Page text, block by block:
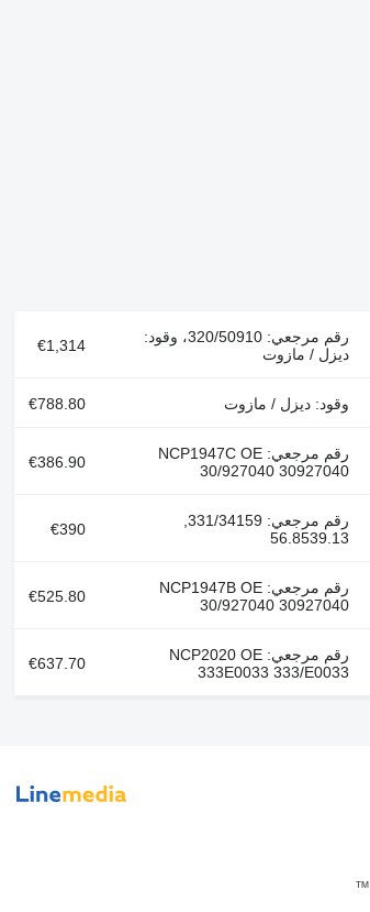
رقم مرجعي: 320/50910، وقود:
ديزل / مازوت
€1,314
وقود: ديزل / مازوت €788.80
رقم مرجعي: NCP1947C OE
30/927040 30927040
€386.90
رقم مرجعي: 331/34159,
56.8539.13
€390
رقم مرجعي: NCP1947B OE
30/927040 30927040
€525.80
رقم مرجعي: NCP2020 OE
333E0033 333/E0033
€637.70